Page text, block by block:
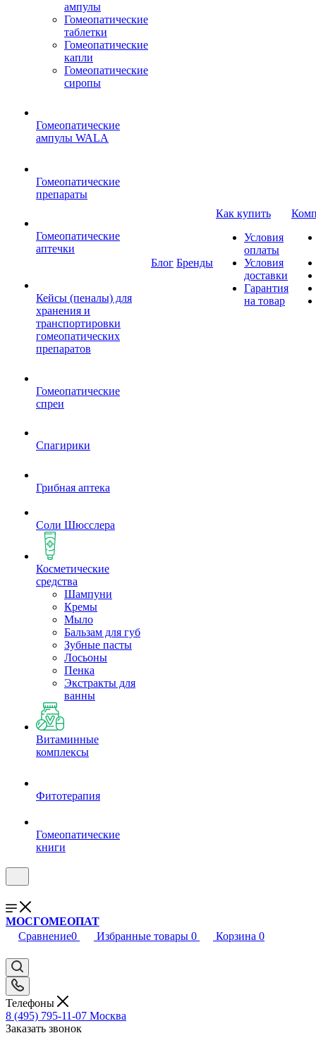
ампулы
Гомеопатические
таблетки
Гомеопатические
капли
Гомеопатические
сиропы
Гомеопатические
ампулы WALA
Гомеопатические
препараты
Гомеопатические
аптечки
Кейсы (пеналы) для
хранения и
транспортировки
гомеопатических
препаратов
Гомеопатические
спреи
Спагирики
Грибная аптека
Соли Шюсслера
Косметические
средства
Шампуни
Кремы
Мыло
Бальзам для губ
Зубные пасты
Лосьоны
Пенка
Экстракты для
ванны
Витаминные
комплексы
Фитотерапия
Гомеопатические
книги
Блог Бренды
Как купить
Условия
оплаты
Условия
доставки
Гарантия
на товар
МОСГОМЕОПАТ
Сравнение0 Избранные товары 0 Корзина 0
Телефоны
8 (495) 795-11-07 Москва
Заказать звонок